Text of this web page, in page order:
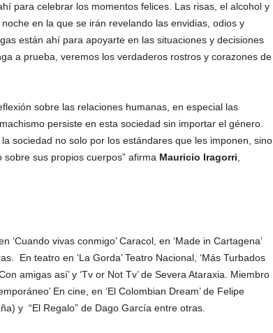
para celebrar los momentos felices. Las risas, el alcohol y
en la que se irán revelando las envidias, odios y
están ahí para apoyarte en las situaciones y decisiones
a prueba, veremos los verdaderos rostros y corazones de
sobre las relaciones humanas, en especial las
persiste en esta sociedad sin importar el género.
sociedad no solo por los estándares que les imponen, sino
sus propios cuerpos” afirma Mauricio Iragorri
‘Cuando vivas conmigo’ Caracol, en ‘Made in Cartagena’
En teatro en ‘La Gorda’ Teatro Nacional, ‘Más Turbados
amigas así’ y ‘Tv or Not Tv’ de Severa Ataraxia. Miembro
En cine, en ‘El Colombian Dream’ de Felipe
y “El Regalo” de Dago García entre otras.